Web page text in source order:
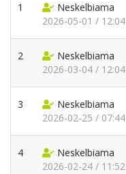
1
Neskelbiama
2026-05-01 / 12:04
2
Neskelbiama
2026-03-04 / 12:04
3
Neskelbiama
2026-02-25 / 07:44
4
Neskelbiama
2026-02-24 / 11:52